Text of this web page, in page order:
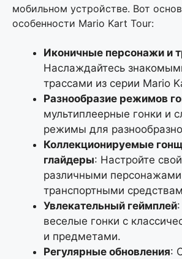
мобильном устройстве. Вот
особенности Mario Kart Tour:
Иконичные персонажи и
Наслаждайтесь
трассами из серии Mario
Разнообразие режимов
мультиплеерные гонки и
режимы для
Коллекционируемые
глайдеры: Настройте
различными
транспортными
Увлекательный геймплей
веселые гонки с
и предметами.
Регулярные обновления: